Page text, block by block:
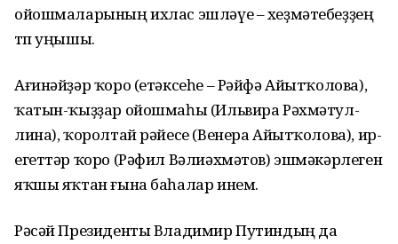
ойошмаларының ихлас эшләүе – хеҙмәтебеҙҙең
төп уңышы.
Ағинәйҙәр ҡоро (етәксеһе – Рәйфә Айытҡолова),
ҡатын-ҡыҙҙар ойошмаһы (Ильвира Рәхмә­тул­
лина), ҡоролтай рәйесе (Венера Айытҡолова), ир-
егеттәр ҡоро (Рә­фил Вәлиәхмәтов) эшмәкәр­леген
яҡшы яҡтан ғына баһалар инем.
Рәсәй Президенты Владимир Путиндың да